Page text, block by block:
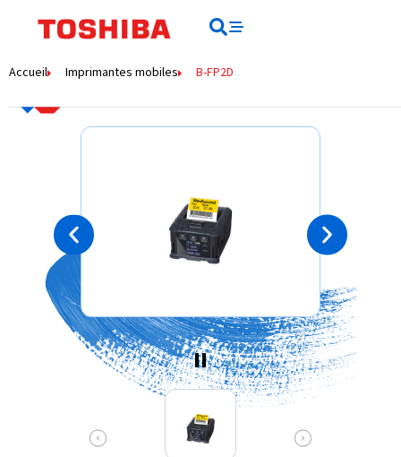
principal
Accueil Imprimantes mobiles B-FP2D